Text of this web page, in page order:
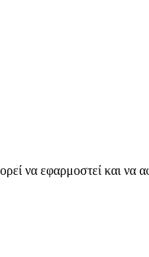
να εφαρμοστεί και να